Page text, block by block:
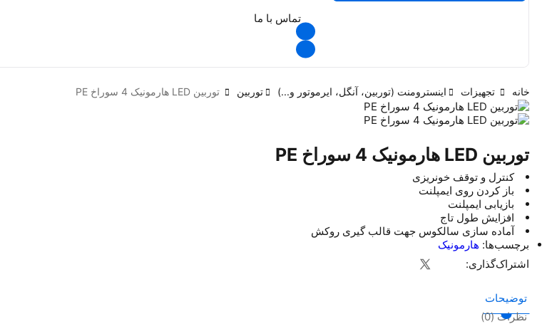
تماس با ما
خانه تجهیزات اینسترومنت (توربین، آنگل، ایرموتور و...) توربین توربین LED هارمونیک 4 سوراخ PE
توربین LED هارمونیک 4 سوراخ PE
کنترل و توقف خونریزی
باز کردن روی ایمپلنت
بازیابی ایمپلنت
افزایش طول تاج
آماده سازی سالکوس جهت قالب گیری روکش
برچسب‌ها: هارمونیک
اشتراک‌گذاری:
توضیحات
نظرات (0)